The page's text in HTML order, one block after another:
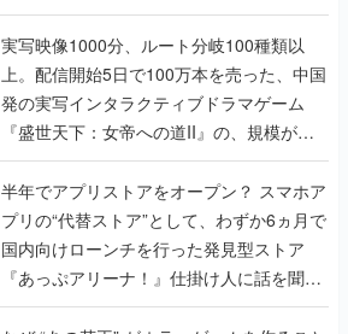
『TATSUJIN EXTREME』で初タッグを組
んだレジェンド2人に訊く開発秘話
実写映像1000分、ルート分岐100種類以
上。配信開始5日で100万本を売った、中国
発の実写インタラクティブドラマゲーム
『盛世天下：女帝への道II』の、規模が違
うこだわりをプロデューサーに聞いた
半年でアプリストアをオープン？ スマホア
プリの“代替ストア”として、わずか6ヵ月で
国内向けローンチを行った発見型ストア
『あっぷアリーナ！』仕掛け人に話を聞い
てみた